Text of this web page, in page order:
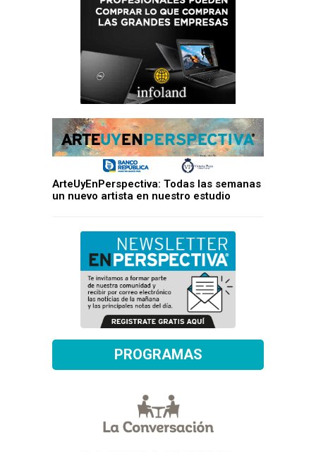
ArteUyEnPerspectiva: Todas las semanas
un nuevo artista en nuestro estudio
PROGRAMAS